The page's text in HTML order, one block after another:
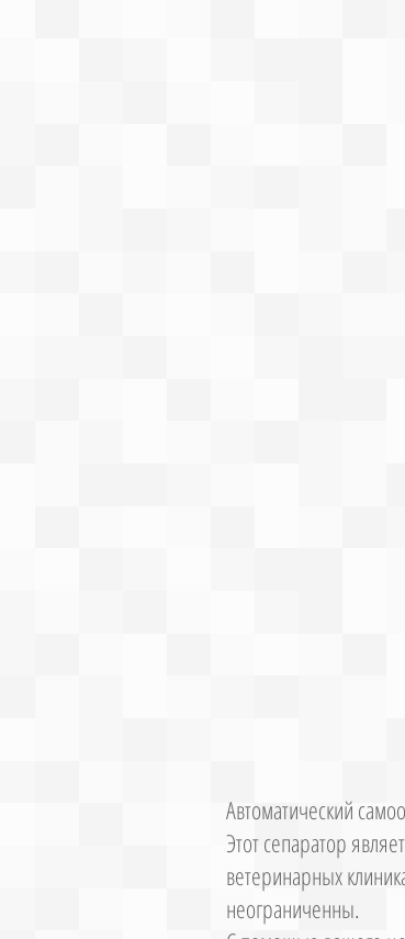
Автоматический
Этот сепаратор
ветеринарных
неограниченны.